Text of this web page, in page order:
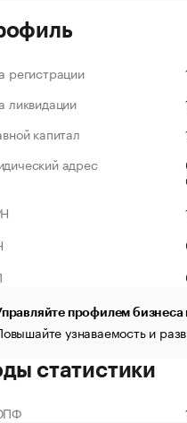
регистрации
ликвидации
капитал
адрес
профилем бизнеса
узнаваемость и
статистики